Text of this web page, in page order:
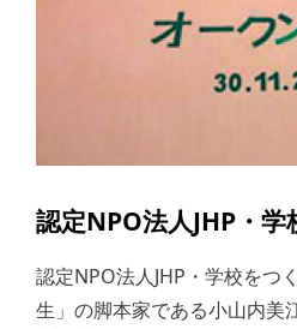
認定NPO法人JHP・
認定NPO法人JHP・学校をつ
生」の脚本家である小山内美